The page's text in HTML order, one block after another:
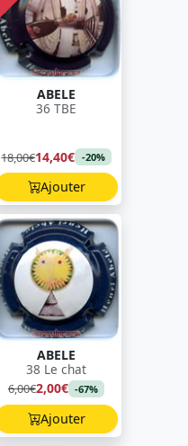
ABELE
36 TBE
18,00€14,40€ -20%
Ajouter
ABELE
38 Le chat
6,00€2,00€ -67%
Ajouter